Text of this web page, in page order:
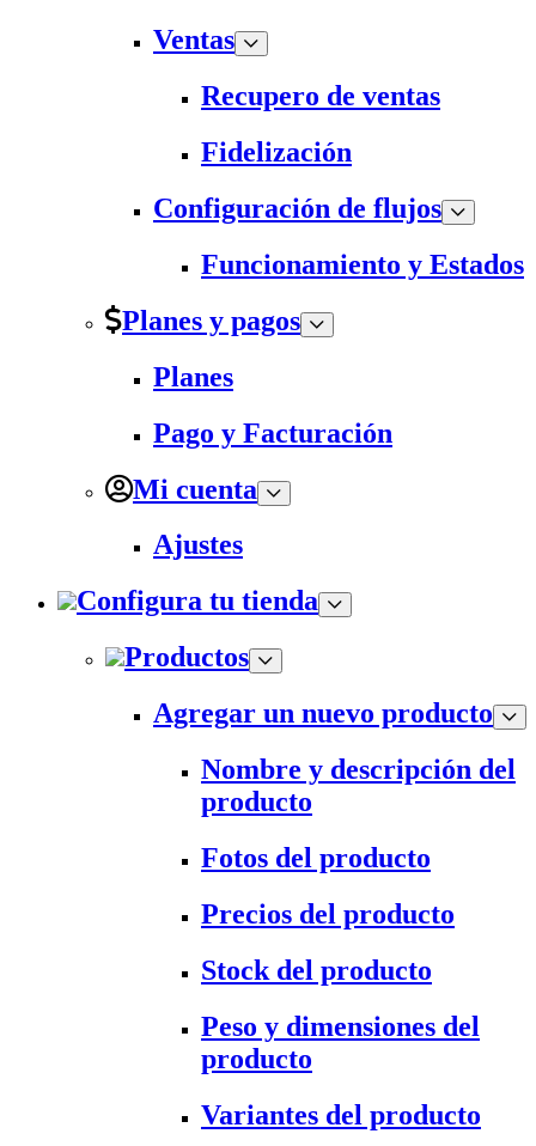
Ventas
Recupero de ventas
Fidelización
Configuración de flujos
Funcionamiento y Estados
Planes y pagos
Planes
Pago y Facturación
Mi cuenta
Ajustes
Configura tu tienda
Productos
Agregar un nuevo producto
Nombre y descripción del
producto
Fotos del producto
Precios del producto
Stock del producto
Peso y dimensiones del
producto
Variantes del producto